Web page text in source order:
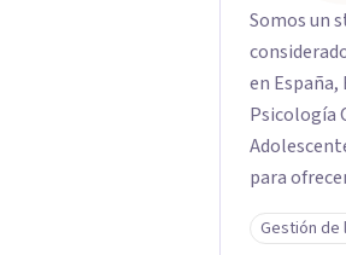
Somos un
en
Psicología
para
brindarte
técnicas/
Gestión de